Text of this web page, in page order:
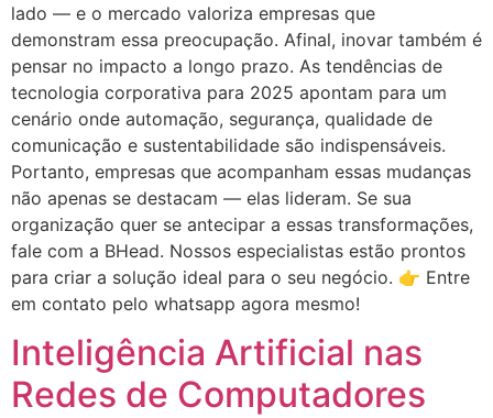
lado — e o mercado valoriza empresas que
demonstram essa preocupação. Afinal, inovar também é
pensar no impacto a longo prazo. As tendências de
tecnologia corporativa para 2025 apontam para um
cenário onde automação, segurança, qualidade de
comunicação e sustentabilidade são indispensáveis.
Portanto, empresas que acompanham essas mudanças
não apenas se destacam — elas lideram. Se sua
organização quer se antecipar a essas transformações,
fale com a BHead. Nossos especialistas estão prontos
para criar a solução ideal para o seu negócio. 👉 Entre
em contato pelo whatsapp agora mesmo!
Inteligência Artificial nas
Redes de Computadores